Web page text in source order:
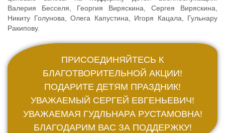
Валерия Бесселя, Георгия Виряскина, Сергея Виряскина,
Никиту Голунова, Олега Капустина, Игоря Кацала, Гульнару
Ракипову.
ПРИСОЕДИНЯЙТЕСЬ К
БЛАГОТВОРИТЕЛЬНОЙ АКЦИИ!
ПОДАРИТЕ ДЕТЯМ ПРАЗДНИК!
УВАЖАЕМЫЙ СЕРГЕЙ ЕВГЕНЬЕВИЧ!
УВАЖАЕМАЯ ГУДЛЬНАРА РУСТАМОВНА!
БЛАГОДАРИМ ВАС ЗА ПОДДЕРЖКУ!